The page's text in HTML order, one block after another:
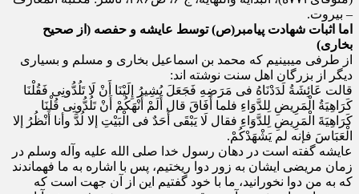
– بیروت.
اما اثبات شهادت پیامبر(ص) توسط عایشه و حفصه (از صحیح
بخاری)
از طرفی میبینیم که محمد بن اسماعیل بخاری و مسلم و بسیاری
دیگر از بزرگان اهل سنت نوشته اند:
قالت عَائِشَةُ لَدَدْنَاهُ فی مَرَضِهِ فَجَعَلَ یُشِیرُ إِلَیْنَا أَنْ لَا تَلُدُّونِی فَقُلْنَا
کَرَاهِیَةُ الْمَرِیضِ لِلدَّوَاءِ فلما أَفَاقَ قال أَلَمْ أَنْهَکُمْ أَنْ تَلُدُّونِی قُلْنَا
کَرَاهِیَةَ الْمَرِیضِ لِلدَّوَاءِ فقال لَا یَبْقَی أَحَدٌ فی الْبَیْتِ إلا لُدَّ وأنا أَنْظُرُ إلا
الْعَبَاسَ فإنه لم یَشْهَدْکُمْ.
عایشه گفته است در دهان رسول خدا صلی الله علیه وآله وسلم در
زمان مریضی ایشان به زور دوا ریختیم، پس با اشاره به ما فهماندند
که به من دوا نخورانید، ما با خود گفتیم این از آن جهت است که